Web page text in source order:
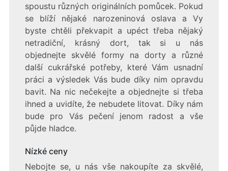
spoustu různých originálních pomůcek. Pokud
se blíží nějaké narozeninová oslava a Vy
byste chtěli překvapit a upéct třeba nějaký
netradiční, krásný dort, tak si u nás
objednejte skvělé formy na dorty a různé
další cukrářské potřeby, které Vám usnadní
práci a výsledek Vás bude díky nim opravdu
bavit. Na nic nečekejte a objednejte si třeba
ihned a uvidíte, že nebudete litovat. Díky nám
bude pro Vás pečení jenom radost a vše
půjde hladce.
Nízké ceny
Nebojte se, u nás vše nakoupíte za skvělé,